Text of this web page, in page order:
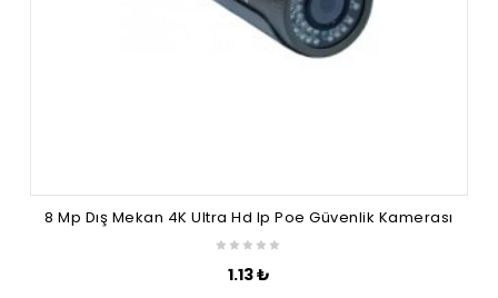
8 Mp Dış Mekan 4K Ultra Hd Ip Poe Güvenlik Kamerası
1.13₺